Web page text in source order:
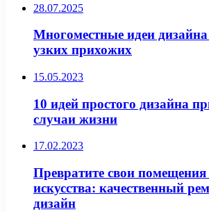
28.07.2025
Многоместные идеи
узких прихожих
15.05.2023
10 идей простого дизайна
случаи жизни
17.02.2023
Превратите свои помещения
искусства: качественный
дизайн